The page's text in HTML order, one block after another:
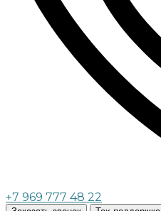
+7 969 777 48 22